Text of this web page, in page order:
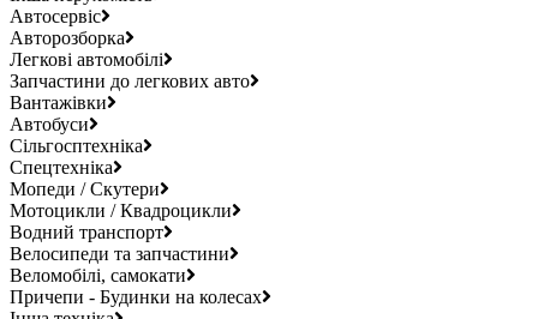
Автосервіс
Авторозборка
Легкові автомобілі
Запчастини до легкових авто
Вантажівки
Автобуси
Сільгосптехніка
Спецтехніка
Мопеди / Скутери
Мотоцикли / Квадроцикли
Водний транспорт
Велосипеди та запчастини
Веломобілі, самокати
Причепи - Будинки на колесах